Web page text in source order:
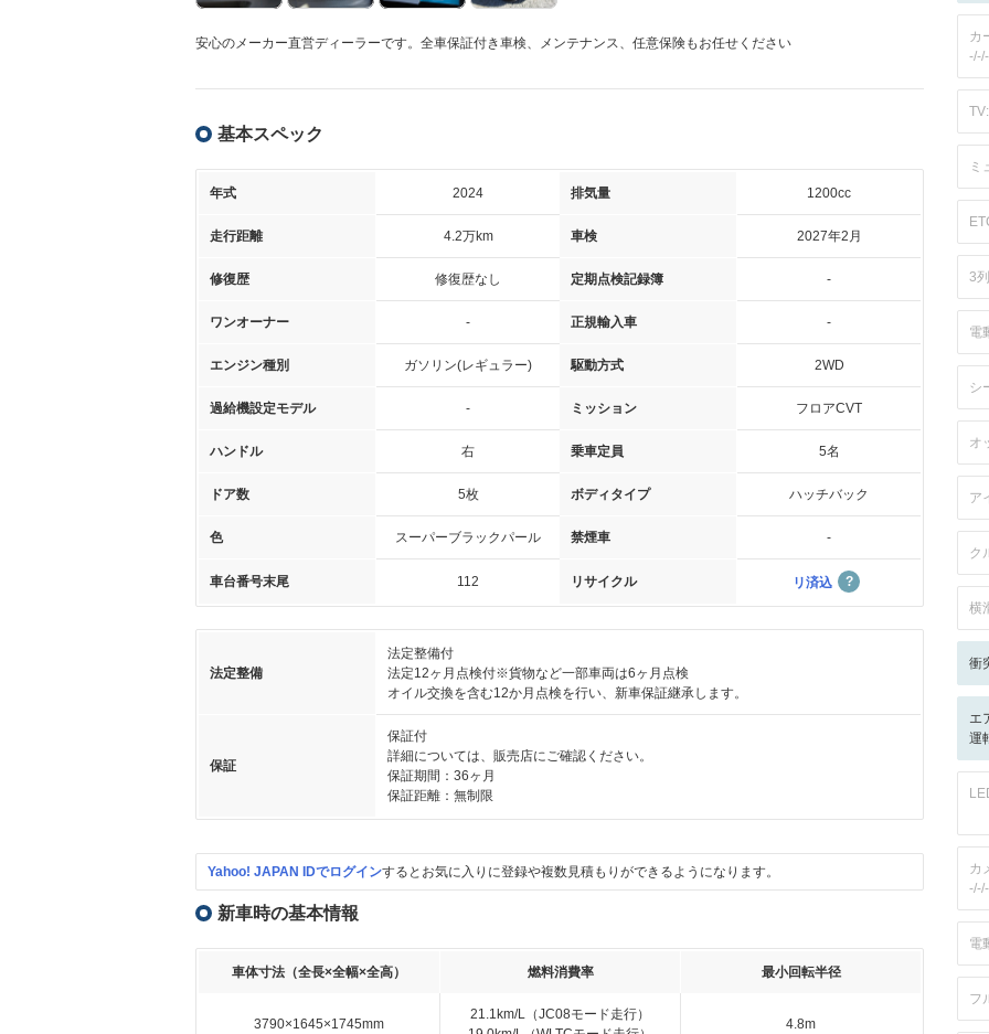
安心のメーカー直営ディーラーです。全車保証付き車検、メンテナンス、任意保険もお任せください
基本スペック
年式 2024 排気量 1200cc
走行距離 4.2万km 車検 2027年2月
修復歴 修復歴なし 定期点検記録簿 -
ワンオーナー - 正規輸入車 -
エンジン種別 ガソリン(レギュラー) 駆動方式 2WD
過給機設定モデル - ミッション フロアCVT
ハンドル 右 乗車定員 5名
ドア数 5枚 ボディタイプ ハッチバック
色 スーパーブラックパール 禁煙車 -
車台番号末尾 112 リサイクル リ済込
法定整備
法定整備付
法定12ヶ月点検付※貨物など一部車両は6ヶ月点検
オイル交換を含む12か月点検を行い、新車保証継承します。
保証
保証付
詳細については、販売店にご確認ください。
保証期間：36ヶ月
保証距離：無制限
Yahoo! JAPAN IDでログインするとお気に入りに登録や複数見積もりができるようになります。
新車時の基本情報
車体寸法（全長×全幅×全高） 燃料消費率 最小回転半径
3790×1645×1745mm
21.1km/L（JC08モード走行）
4.8m
カ
ミ
3
電
シ
オ
ア
ク
横
衝
エ
運
カ
電
フ